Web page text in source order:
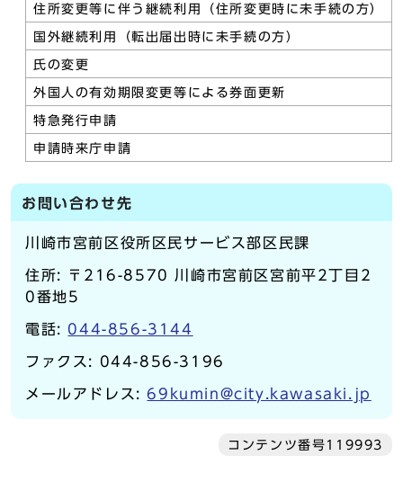
住所変更等に伴う継続利用（住所変更時に未手続の方）
国外継続利用（転出届出時に未手続の方）
氏の変更
外国人の有効期限変更等による券面更新
特急発行申請
申請時来庁申請
お問い合わせ先
川崎市宮前区役所区民サービス部区民課
住所: 〒216-8570 川崎市宮前区宮前平2丁目2
0番地5
電話: 044-856-3144
ファクス: 044-856-3196
メールアドレス:69kumin@city.kawasaki.jp
コンテンツ番号119993